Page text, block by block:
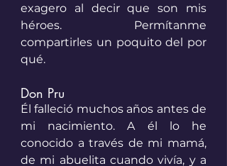
exagero al decir que son mis
héroes. Permítanme
compartirles un poquito del por
qué.
Don Pru
Él falleció muchos años antes de
mi nacimiento. A él lo he
conocido a través de mi mamá,
de mi abuelita cuando vivía, y a